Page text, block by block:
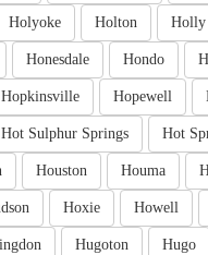
Holly
Holton
Holyoke
Hondo
Honesdale
Hopewell
Hopkinsville
Hot
Hot Sulphur Springs
Houma
Houston
Howell
Hoxie
Hugo
Hugoton